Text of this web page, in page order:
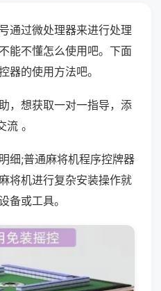
通过微处理器来进行处理
能不懂怎么使用吧。下面
器的使用方法吧。
，想获取一对一指导，添
。
细;普通麻将机程序控牌器
将机进行复杂安装操作就
备或工具。